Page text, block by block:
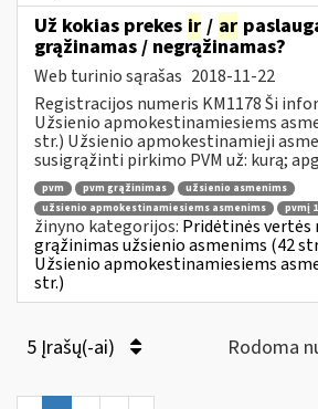
Už kokias prekes ir / ar
grąžinamas / negrąžinamas?
Web turinio sąrašas 2018-11-22
Registracijos numeris KM1178 Ši
Užsienio apmokestinamiesiems
str.) Užsienio apmokestinamieji
susigrąžinti pirkimo PVM už: kurą;
pvm pvm grąžinimas
užsienio asmenims
užsienio apmokestinamiesiems asmenims
pvmį
žinyno kategorijos: Pridėtinės vertės
grąžinimas užsienio asmenims (42
Užsienio apmokestinamiesiems
str.)
5 Įrašų(-ai) Rodoma